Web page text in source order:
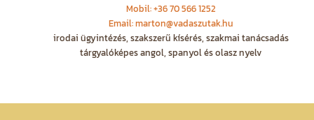
Mobil: +36 70 566 1252
Email: marton@vadaszutak.hu
irodai ügyintézés, szakszerű kísérés, szakmai tanácsadás
tárgyalóképes angol, spanyol és olasz nyelv